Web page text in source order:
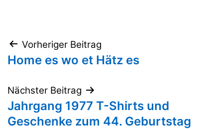
Beitragsnavigation
Vorheriger Beitrag
Home es wo et Hätz es
Nächster Beitrag
Jahrgang 1977 T-Shirts und
Geschenke zum 44. Geburtstag